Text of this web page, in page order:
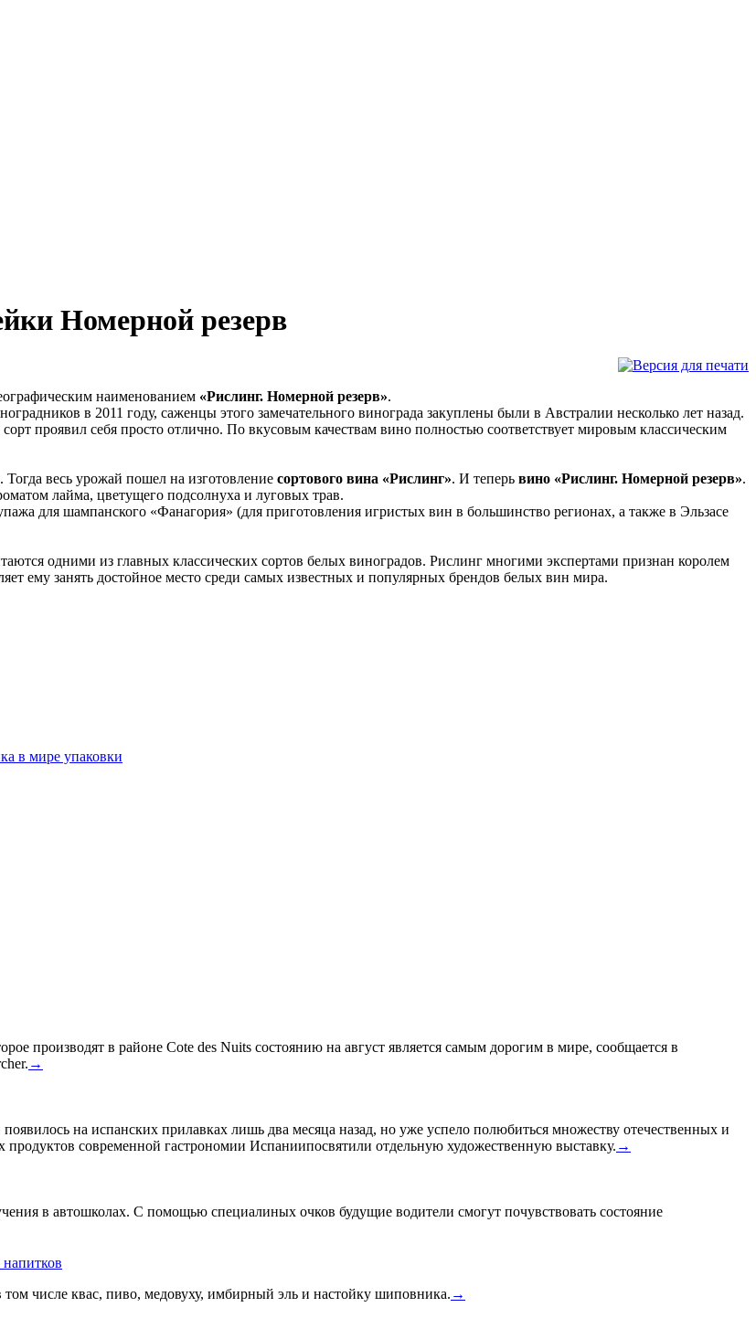
Номерной резерв
наименованием «Рислинг. Номерной резерв».
в 2011 году, саженцы этого замечательного винограда закуплены были в Австралии несколько лет назад.
проявил себя просто отлично. По вкусовым качествам вино полностью соответствует мировым классическим
весь урожай пошел на изготовление сортового вина «Рислинг». И теперь вино «Рислинг. Номерной резерв».
лайма, цветущего подсолнуха и луговых трав.
для шампанского «Фанагория» (для приготовления игристых вин в большинство регионах, а также в Эльзасе
одними из главных классических сортов белых виноградов. Рислинг многими экспертами признан королем
ему занять достойное место среди самых известных и популярных брендов белых вин мира.
в мире упаковки
производят в районе Cote des Nuits состоянию на август является самым дорогим в мире, сообщается в
→
на испанских прилавках лишь два месяца назад, но уже успело полюбиться множеству отечественных и
современной гастрономии Испаниипосвятили отдельную художественную выставку. →
в автошколах. С помощью специалиных очков будущие водители смогут почувствовать состояние
числе квас, пиво, медовуху, имбирный эль и настойку шиповника. →